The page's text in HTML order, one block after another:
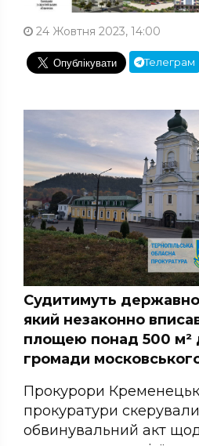
24 Жовтня 2023, 14:00
Телеграм
Судитимуть
який незаконно
площею понад 500 м²
громади
Прокурори
прокуратури
обвинувальний акт